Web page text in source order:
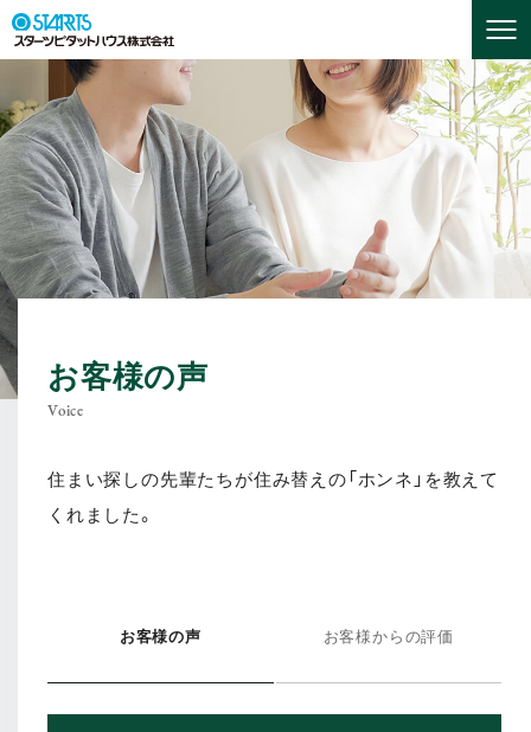
お客様の声
Voice
住まい探しの先輩たちが住み替えの「ホンネ」を教えて
くれました。
お客様の声 お客様からの評価